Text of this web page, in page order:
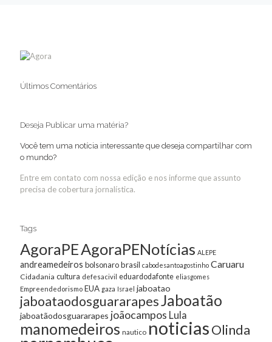
Últimos Comentários
Deseja Publicar uma matéria?
Você tem uma notícia interessante que deseja compartilhar com
o mundo?
Entre em contato com nossa edição e nos informe que assunto
precisa de cobertura jornalística.
Tags
AgoraPEAgoraPENotícias ALEPE
andreamedeiros bolsonarobrasil cabodesantoagostinho Caruaru
Cidadania cultura defesacivil eduardodafonte eliasgomes
Empreendedorismo EUA gaza Israel jaboatao
jaboataodosguararapesJaboatão
jaboatãodosguararapes joãocampos Lula
manomedeiros nautico noticiasOlinda